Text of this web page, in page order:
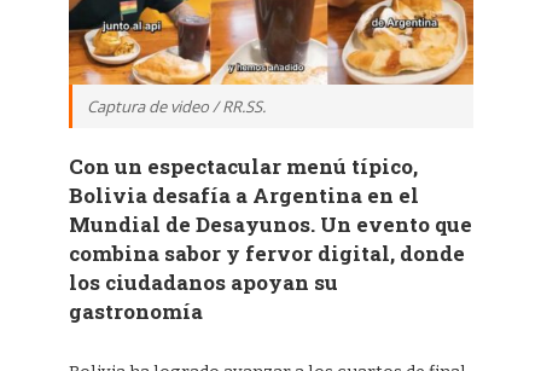
Captura de video / RR.SS.
Con un espectacular menú típico,
Bolivia desafía a Argentina en el
Mundial de Desayunos. Un evento que
combina sabor y fervor digital, donde
los ciudadanos apoyan su
gastronomía